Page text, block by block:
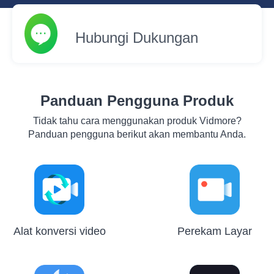
Hubungi Dukungan
Panduan Pengguna Produk
Tidak tahu cara menggunakan produk Vidmore?
Panduan pengguna berikut akan membantu Anda.
Alat konversi video Perekam Layar